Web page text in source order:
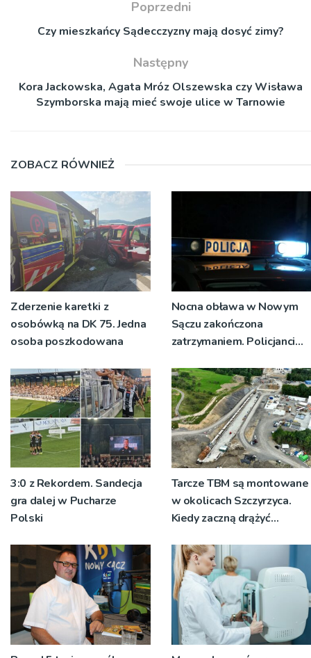
Poprzedni
Czy mieszkańcy Sądecczyzny mają dosyć zimy?
Następny
Kora Jackowska, Agata Mróz Olszewska czy Wisława
Szymborska mają mieć swoje ulice w Tarnowie
ZOBACZ RÓWNIEŻ
Zderzenie karetki z
osobówką na DK 75. Jedna
osoba poszkodowana
Nocna obława w Nowym
Sączu zakończona
zatrzymaniem. Policjanci
dźgnięcia 31-letniego
mężczyzny
3:0 z Rekordem. Sandecja
gra dalej w Pucharze
Polski
Tarcze TBM są montowane
w okolicach Szczyrzyca.
Kiedy zaczną drążyć